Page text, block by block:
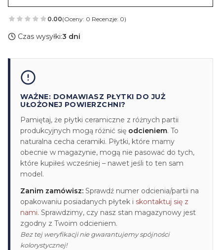
0.00(Oceny: 0 Recenzje: 0)
Czas wysyłki:3 dni
WAŻNE: DOMAWIASZ PŁYTKI DO JUŻ
UŁOŻONEJ POWIERZCHNI?
Pamiętaj, że płytki ceramiczne z różnych partii
produkcyjnych mogą różnić się odcieniem. To
naturalna cecha ceramiki. Płytki, które mamy
obecnie w magazynie, mogą nie pasować do tych,
które kupiłeś wcześniej – nawet jeśli to ten sam
model.
Zanim zamówisz: Sprawdź numer odcienia/partii na
opakowaniu posiadanych płytek i skontaktuj się z
nami. Sprawdzimy, czy nasz stan magazynowy jest
zgodny z Twoim odcieniem.
Bez tej weryfikacji nie gwarantujemy spójności
kolorystycznej!